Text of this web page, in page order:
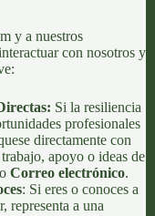
y a nuestros
con nosotros y
Si la resiliencia
profesionales
directamente con
apoyo o ideas de
o Correo electrónico.
: Si eres o conoces a
representa a una